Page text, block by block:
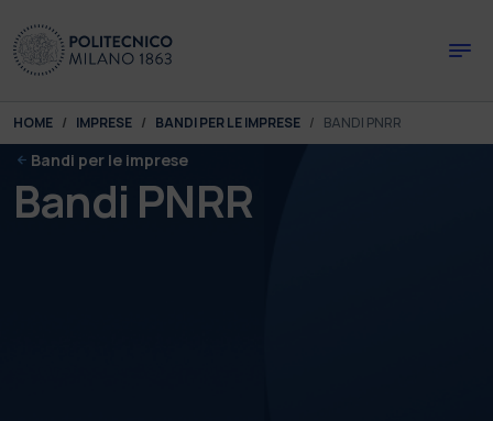
You are here:
HOME IMPRESE BANDI PER LE IMPRESE BANDI PNRR
Bandi per le imprese
Bandi PNRR